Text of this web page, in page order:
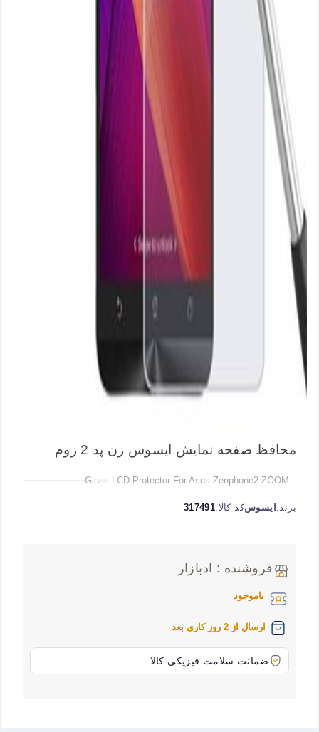
محافظ صفحه نمایش ایسوس زن پد 2 زوم
Glass LCD Protector For Asus Zenphone2 ZOOM
برند: ایسوسکد کالا:317491
فروشنده : ادبازار
ناموجود
ارسال از 2 روز کاری بعد
ضمانت سلامت فیزیکی کالا